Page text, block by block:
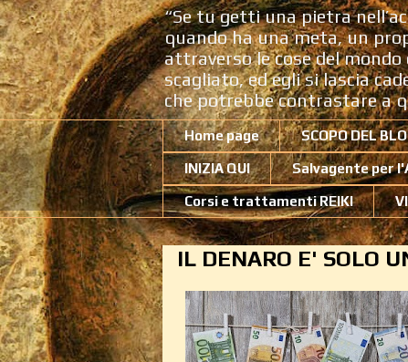
“Se tu getti una pietra
quando ha una meta, un
attraverso le cose del
scagliato, ed egli si lascia
che potrebbe contrastare a
Home page SCOPO DEL
INIZIA QUI Salvagente per
Corsi e trattamenti REIKI
IL DENARO E' SOLO